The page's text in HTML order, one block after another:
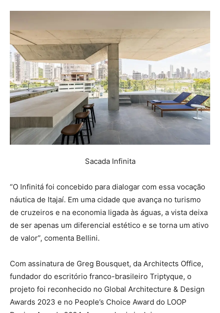
Sacada Infinita
“O Infinitá foi concebido para dialogar com essa vocação
náutica de Itajaí. Em uma cidade que avança no turismo
de cruzeiros e na economia ligada às águas, a vista deixa
de ser apenas um diferencial estético e se torna um ativo
de valor”, comenta Bellini.
Com assinatura de Greg Bousquet, da Architects Office,
fundador do escritório franco-brasileiro Triptyque, o
projeto foi reconhecido no Global Architecture & Design
Awards 2023 e no People’s Choice Award do LOOP